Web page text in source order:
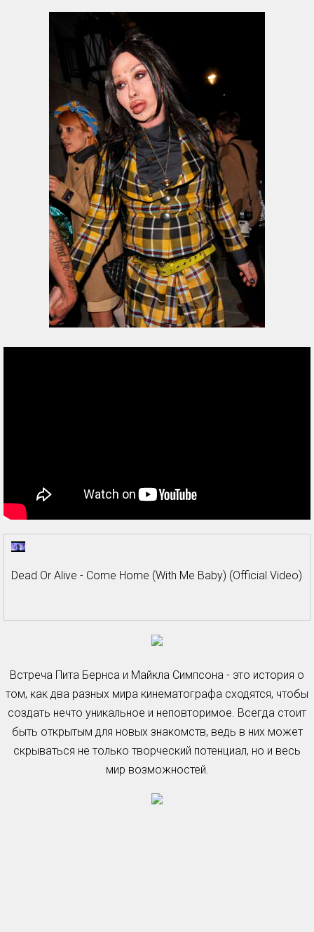
Dead Or Alive - Come Home (With Me Baby) (Official Video)
Встреча Пита Бернса и Майкла Симпсона - это история о
том, как два разных мира кинематографа сходятся, чтобы
создать нечто уникальное и неповторимое. Всегда стоит
быть открытым для новых знакомств, ведь в них может
скрываться не только творческий потенциал, но и весь
мир возможностей.